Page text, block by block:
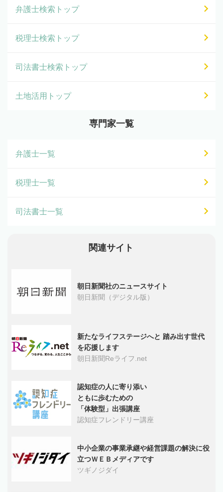
弁護士検索トップ
税理士検索トップ
司法書士検索トップ
土地活用トップ
専門家一覧
弁護士一覧
税理士一覧
司法書士一覧
関連サイト
朝日新聞社のニュースサイト
朝日新聞（デジタル版）
新たなライフステージへと 踏み出す世代
を応援します
朝日新聞Reライフ.net
認知症の人に寄り添い
ともに歩むための
「体験型」出張講座
認知症フレンドリー講座
中小企業の事業承継や経営課題の解決に役
立つＷＥＢメディアです
ツギノジダイ